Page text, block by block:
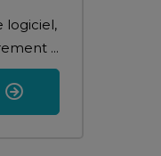
logiciel,
...